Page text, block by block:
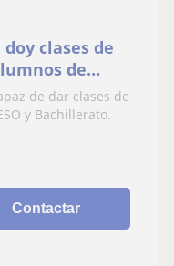
clases de
de
de dar clases de
y Bachillerato.
Contactar